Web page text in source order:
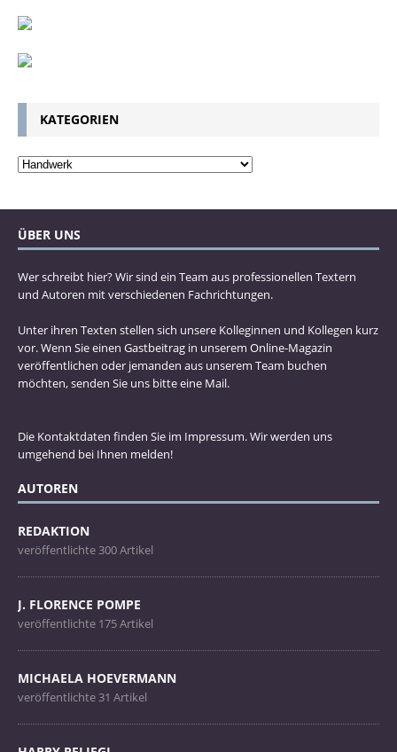
KATEGORIEN
ÜBER UNS
Wer schreibt hier? Wir sind ein Team aus professionellen Textern
und Autoren mit verschiedenen Fachrichtungen.
Unter ihren Texten stellen sich unsere Kolleginnen und Kollegen kurz
vor. Wenn Sie einen Gastbeitrag in unserem Online-Magazin
veröffentlichen oder jemanden aus unserem Team buchen
möchten, senden Sie uns bitte eine Mail.
Die Kontaktdaten finden Sie im Impressum. Wir werden uns
umgehend bei Ihnen melden!
AUTOREN
REDAKTION
veröffentlichte 300 Artikel
J. FLORENCE POMPE
veröffentlichte 175 Artikel
MICHAELA HOEVERMANN
veröffentlichte 31 Artikel